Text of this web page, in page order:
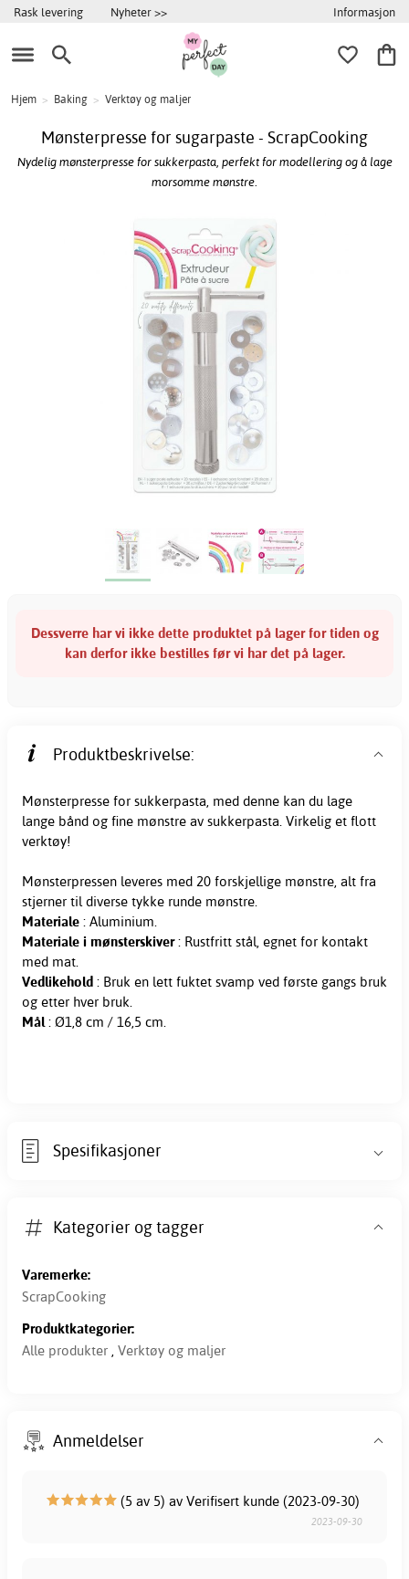
Rask levering Nyheter >> Informasjon
Hjem > Baking > Verktøy og maljer
Mønsterpresse for sugarpaste - ScrapCooking
Nydelig mønsterpresse for sukkerpasta, perfekt for modellering og å lage
morsomme mønstre.
Dessverre har vi ikke dette produktet på lager for tiden og
kan derfor ikke bestilles før vi har det på lager.
Produktbeskrivelse:
Mønsterpresse for sukkerpasta, med denne kan du lage
lange bånd og fine mønstre av sukkerpasta. Virkelig et flott
verktøy!
Mønsterpressen leveres med 20 forskjellige mønstre, alt fra
stjerner til diverse tykke runde mønstre.
Materiale : Aluminium.
Materiale i mønsterskiver: Rustfritt stål, egnet for kontakt
med mat.
Vedlikehold : Bruk en lett fuktet svamp ved første gangs bruk
og etter hver bruk.
Mål: Ø1,8 cm / 16,5 cm.
Spesifikasjoner
Kategorier og tagger
Varemerke:
ScrapCooking
Produktkategorier:
Alle produkter Verktøy og maljer
Anmeldelser
(5 av 5) av Verifisert kunde (2023-09-30)
2023-09-30